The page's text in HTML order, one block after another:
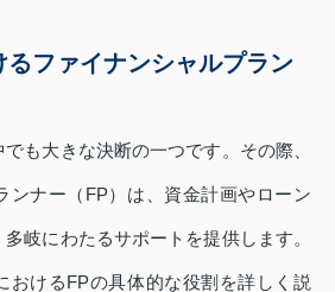
ファイナンシャルプラン
も大きな決断の一つです。その際、
ンナー（FP）は、資金計画やローン
岐にわたるサポートを提供します。
おけるFPの具体的な役割を詳しく説